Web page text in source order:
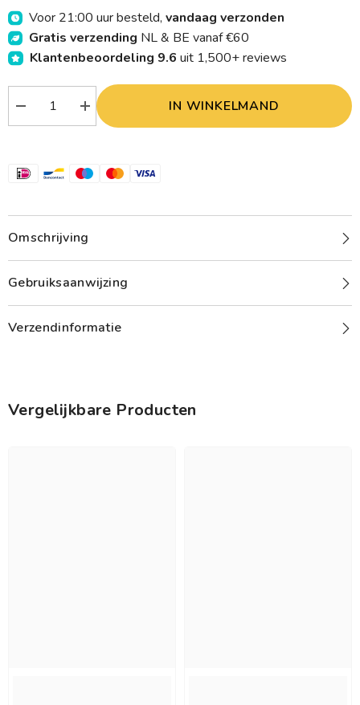
Voor 21:00 uur besteld, vandaag verzonden
Gratis verzending NL & BE vanaf €60
Klantenbeoordeling 9.6 uit 1,500+ reviews
Verlaag
aantal
1
Verhoog
aantal
1
IN WINKELMAND
Omschrijving
Gebruiksaanwijzing
Verzendinformatie
Vergelijkbare Producten